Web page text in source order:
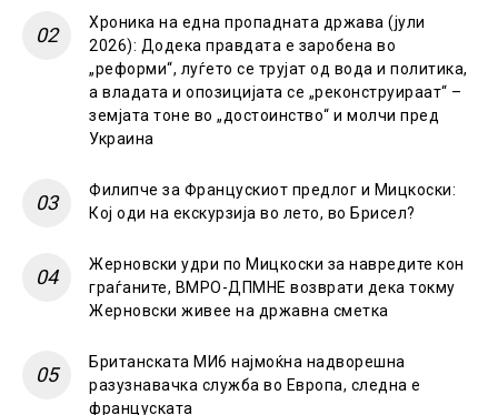
Хроника на една пропадната држава (јули
2026): Додека правдата е заробена во
„реформи“, луѓето се трујат од вода и политика,
а владата и опозицијата се „реконструираат“ –
земјата тоне во „достоинство“ и молчи пред
Украина
Филипче за Францускиот предлог и Мицкоски:
Кој оди на екскурзија во лето, во Брисел?
Жерновски удри по Мицкоски за навредите кон
граѓаните, ВМРО-ДПМНЕ возврати дека токму
Жерновски живее на државна сметка
Британската МИ6 најмоќна надворешна
разузнавачка служба во Европа, следна е
француската